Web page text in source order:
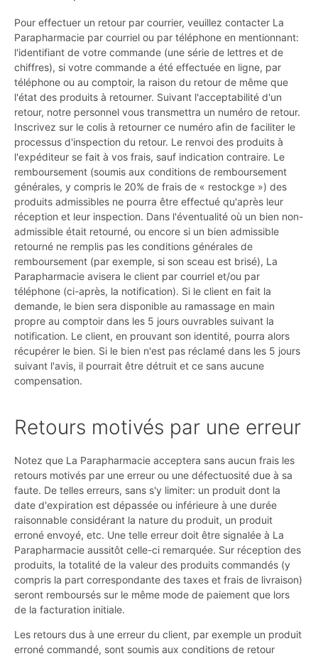
Pour effectuer un retour par courrier, veuillez contacter La
Parapharmacie par courriel ou par téléphone en mentionnant:
l'identifiant de votre commande (une série de lettres et de
chiffres), si votre commande a été effectuée en ligne, par
téléphone ou au comptoir, la raison du retour de même que
l'état des produits à retourner. Suivant l'acceptabilité d'un
retour, notre personnel vous transmettra un numéro de retour.
Inscrivez sur le colis à retourner ce numéro afin de faciliter le
processus d'inspection du retour. Le renvoi des produits à
l'expéditeur se fait à vos frais, sauf indication contraire. Le
remboursement (soumis aux conditions de remboursement
générales, y compris le 20% de frais de « restockge ») des
produits admissibles ne pourra être effectué qu'après leur
réception et leur inspection. Dans l'éventualité où un bien non-
admissible était retourné, ou encore si un bien admissible
retourné ne remplis pas les conditions générales de
remboursement (par exemple, si son sceau est brisé), La
Parapharmacie avisera le client par courriel et/ou par
téléphone (ci-après, la notification). Si le client en fait la
demande, le bien sera disponible au ramassage en main
propre au comptoir dans les 5 jours ouvrables suivant la
notification. Le client, en prouvant son identité, pourra alors
récupérer le bien. Si le bien n'est pas réclamé dans les 5 jours
suivant l'avis, il pourrait être détruit et ce sans aucune
compensation.
Retours motivés par une erreur
Notez que La Parapharmacie acceptera sans aucun frais les
retours motivés par une erreur ou une défectuosité due à sa
faute. De telles erreurs, sans s'y limiter: un produit dont la
date d'expiration est dépassée ou inférieure à une durée
raisonnable considérant la nature du produit, un produit
erroné envoyé, etc. Une telle erreur doit être signalée à La
Parapharmacie aussitôt celle-ci remarquée. Sur réception des
produits, la totalité de la valeur des produits commandés (y
compris la part correspondante des taxes et frais de livraison)
seront remboursés sur le même mode de paiement que lors
de la facturation initiale.
Les retours dus à une erreur du client, par exemple un produit
erroné commandé, sont soumis aux conditions de retour